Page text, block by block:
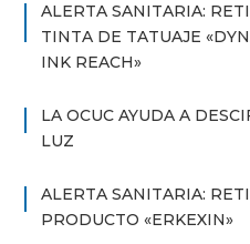
ALERTA SANITARIA:
TINTA DE TATUAJE
INK REACH»
LA OCUC AYUDA A
LUZ
ALERTA SANITARIA:
PRODUCTO «ERKEXIN»